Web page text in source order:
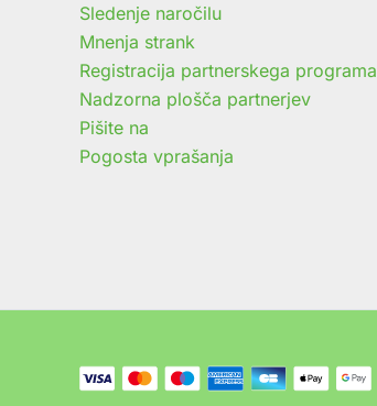
Sledenje naročilu
Mnenja strank
Registracija partnerskega programa
Nadzorna plošča partnerjev
Pišite na
Pogosta vprašanja